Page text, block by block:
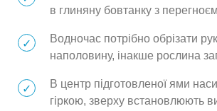
в глиняну бовтанку з
Водночас потрібно обрізати
наполовину, інакше рослина
В центр підготовленої ями
гіркою, зверху встановлюють